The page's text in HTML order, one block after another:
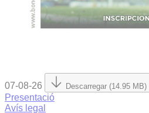
07-08-26 Descarregar (14.95 MB)
Presentació
Avís legal